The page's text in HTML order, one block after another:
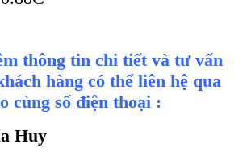
thông tin chi tiết và tư vấn
hàng có thể liên hệ qua
cùng số điện thoại :
Huy